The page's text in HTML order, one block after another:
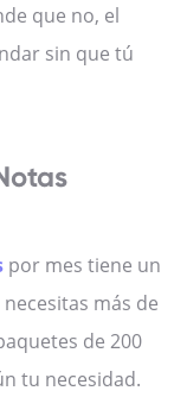
que no, el
sin que tú
por mes tiene un
necesitas más de
de 200
tu necesidad.